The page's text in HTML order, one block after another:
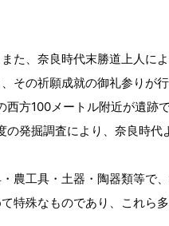
た、奈良時代末勝道上人に
その祈願成就の御礼参りが
方100メートル附近が遺跡で
発掘調査により、奈良時
農工具・土器・陶器類等で
特殊なものであり、これら